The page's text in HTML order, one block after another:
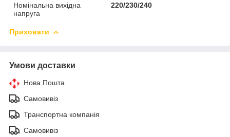
Номінальна вихідна
напруга
220/230/240
Приховати
Умови доставки
Нова Пошта
Самовивіз
Транспортна компанія
Самовивіз